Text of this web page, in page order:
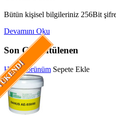
Bütün kişisel bilgileriniz 256Bit
Devamını Oku
Son Görüntülenen
Hızlı Görünüm Sepete Ekle